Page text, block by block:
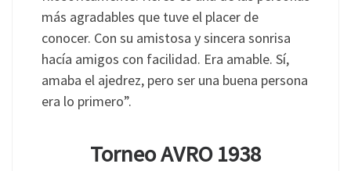
más agradables que tuve el placer de
conocer. Con su amistosa y sincera sonrisa
hacía amigos con facilidad. Era amable. Sí,
amaba el ajedrez, pero ser una buena persona
era lo primero”.
Torneo AVRO 1938